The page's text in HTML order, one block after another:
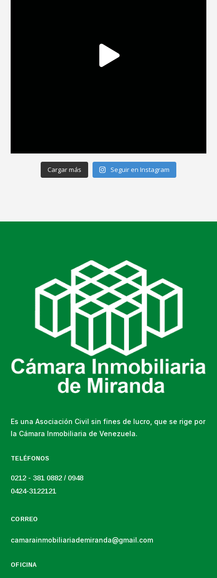
Cargar más Seguir en Instagram
Es una Asociación Civil sin fines de lucro, que se rige por
la Cámara Inmobiliaria de Venezuela.
TELÉFONOS
0212 - 381 0882 / 0948
0424-3122121
CORREO
camarainmobiliariademiranda@gmail.com
OFICINA